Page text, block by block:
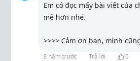
Em có đọc mấy bài viết của
mẽ hơn nhé.
>>>> Cảm ơn bạn, mình
8 năm trước Trả lời 0